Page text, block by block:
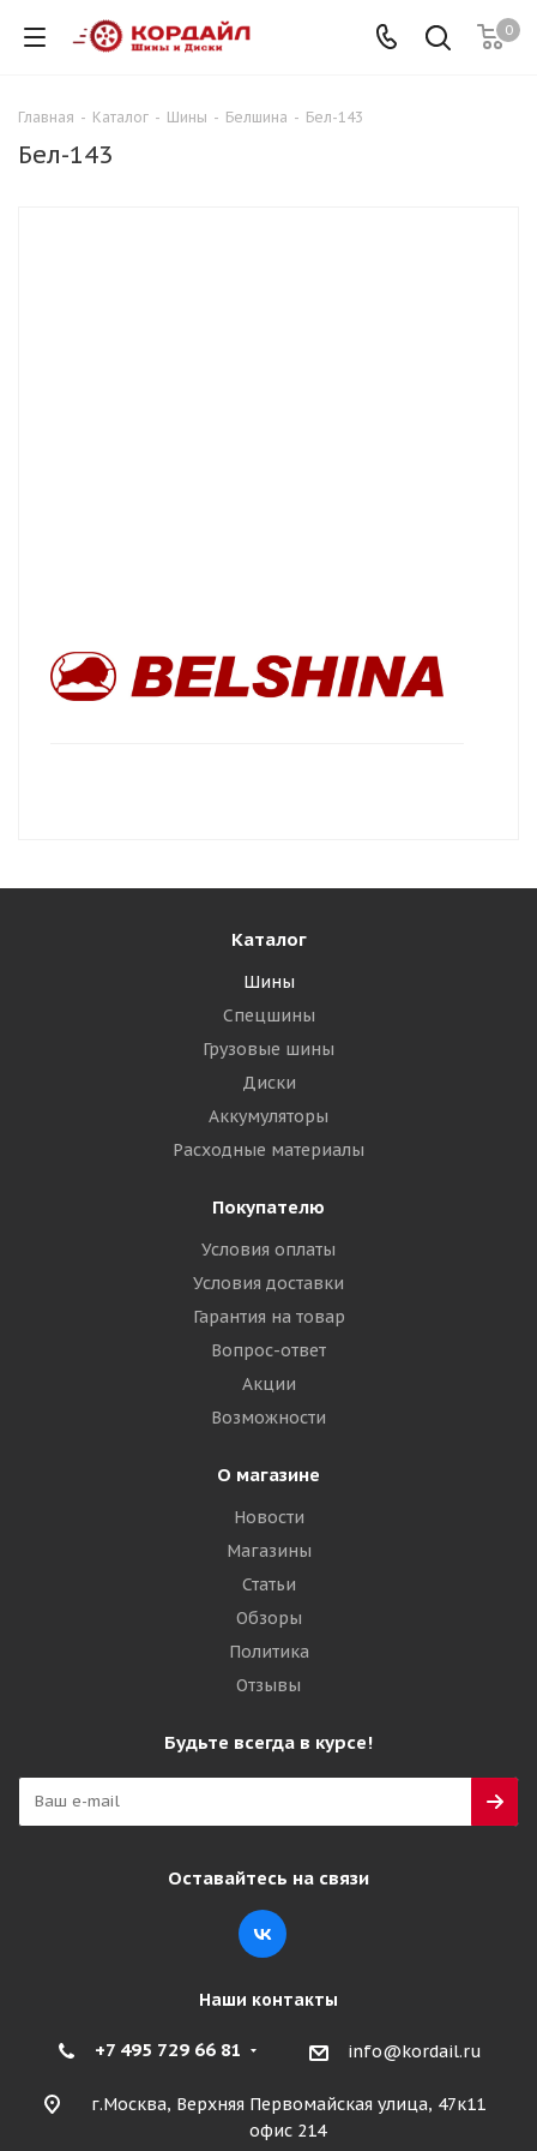
0
Главная - Каталог - Шины - Белшина - Бел-143
Бел-143
Каталог
Шины
Спецшины
Грузовые шины
Диски
Аккумуляторы
Расходные материалы
Покупателю
Условия оплаты
Условия доставки
Гарантия на товар
Вопрос-ответ
Акции
Возможности
О магазине
Новости
Магазины
Статьи
Обзоры
Политика
Отзывы
Будьте всегда в курсе!
Оставайтесь на связи
Наши контакты
+7 495 729 66 81 info@kordail.ru
г.Москва, Верхняя Первомайская улица, 47к11
офис 214